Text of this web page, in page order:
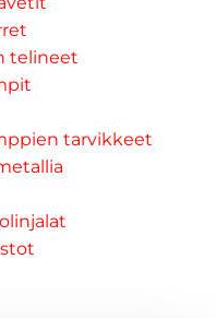
telineet
tarvikkeet